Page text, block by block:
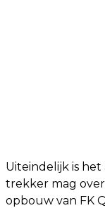
Uiteindelijk is
trekker mag
opbouw van FK